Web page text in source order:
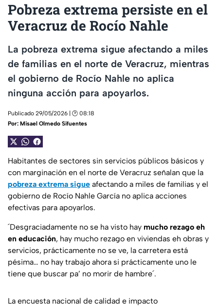
Pobreza extrema persiste en el
Veracruz de Rocío Nahle
La pobreza extrema sigue afectando a miles
de familias en el norte de Veracruz, mientras
el gobierno de Rocío Nahle no aplica
ninguna acción para apoyarlos.
Publicado 29/05/2026 | 🕑 08:18
Por: Misael Olmedo Sifuentes
Habitantes de sectores sin servicios públicos básicos y
con marginación en el norte de Veracruz señalan que la
pobreza extrema sigue afectando a miles de familias y el
gobierno de Rocío Nahle García no aplica acciones
efectivas para apoyarlos.
´Desgraciadamente no se ha visto hay mucho rezago eh
en educación, hay mucho rezago en viviendas eh obras y
servicios, prácticamente no se ve, la carretera está
pésima… no hay trabajo ahora si prácticamente uno le
tiene que buscar pa’ no morir de hambre´.
La encuesta nacional de calidad e impacto